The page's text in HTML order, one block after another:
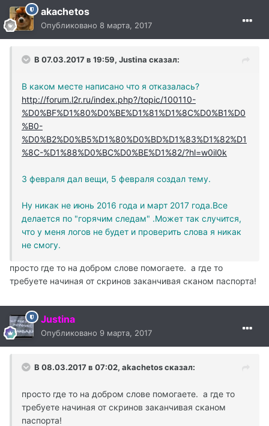
akachetos
Опубликовано 8 марта, 2017
В 07.03.2017 в 19:59, Justina сказал:
В каком месте написано что я отказалась?
http://forum.l2r.ru/index.php?/topic/100110-
%D0%BF%D1%80%D0%BE%D1%81%D1%8C%D0%B1%D0
%B0-
%D0%B2%D0%B5%D1%80%D0%BD%D1%83%D1%82%D1
%8C-%D1%88%D0%BC%D0%BE%D1%82/?hl=w0il0k
3 февраля дал вещи, 5 февраля создал тему.
Ну никак не июнь 2016 года и март 2017 года.Все
делается по "горячим следам" .Может так случится,
что у меня логов не будет и проверить слова я никак
не смогу.
просто где то на добром слове помогаете. а где то
требуете начиная от скринов заканчивая сканом паспорта!
Justina
Опубликовано 9 марта, 2017
В 08.03.2017 в 07:02, akachetos сказал:
просто где то на добром слове помогаете. а где то
требуете начиная от скринов заканчивая сканом
паспорта!